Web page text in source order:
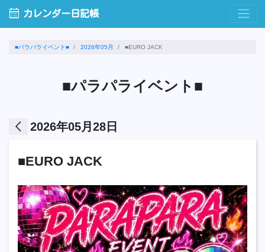
calendar_month カレンダー日記帳
■パラパライベント■ 2026年05月 ■EURO JACK
■パラパライベント■
arrow_back_ios 2026年05月28日
■EURO JACK